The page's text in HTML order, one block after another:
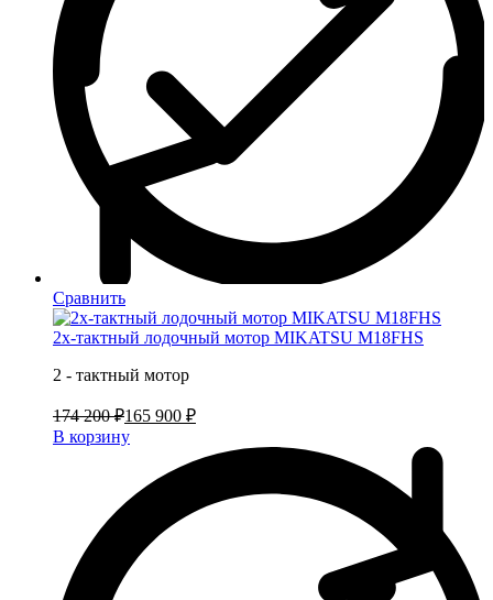
Сравнить
2х-тактный лодочный мотор MIKATSU M18FHS
2 - тактный мотор
174 200 ₽165 900 ₽
В корзину